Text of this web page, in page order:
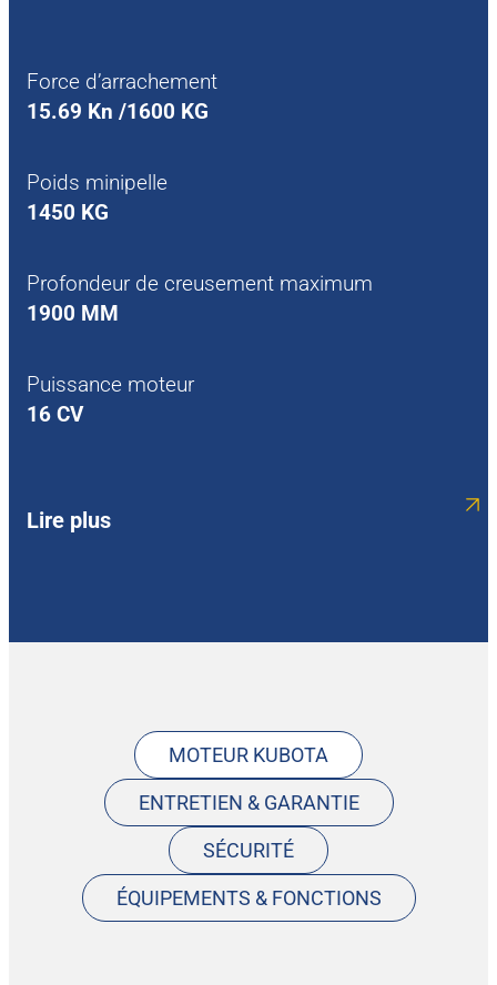
Force d’arrachement
15.69 Kn /1600 KG
Poids minipelle
1450 KG
Profondeur de creusement maximum
1900 MM
Puissance moteur
16 CV
Lire plus
Refroidissement liquide (Diesel)
Puissance nominale moteur
16 CV (11.8 kw) – 2300/min
Poids de fonctionnement
1 450 kg
MOTEUR KUBOTA
ENTRETIEN & GARANTIE
SÉCURITÉ
ÉQUIPEMENTS & FONCTIONS